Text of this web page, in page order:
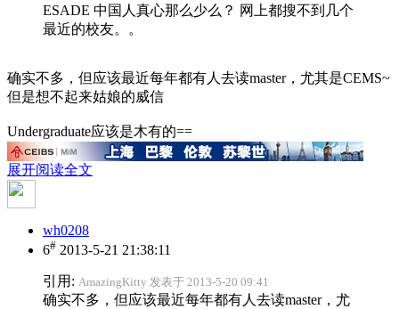
ESADE 中国人真心那么少么？ 网上都搜不到几个
最近的校友。。
确实不多，但应该最近每年都有人去读master，尤其是CEMS~
但是想不起来姑娘的威信
Undergraduate应该是木有的==
展开阅读全文
wh0208
6# 2013-5-21 21:38:11
引用: AmazingKitty 发表于 2013-5-20 09:41
确实不多，但应该最近每年都有人去读master，尤